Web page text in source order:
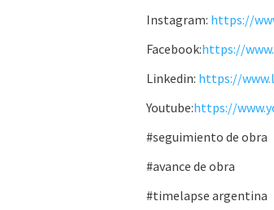
Instagram: https://
Facebook:https://
Linkedin: https://
Youtube:
#seguimiento de obra
#avance de obra
#timelapse argentina